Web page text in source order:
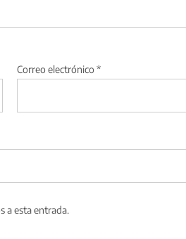
Correo electrónico *
a esta entrada.